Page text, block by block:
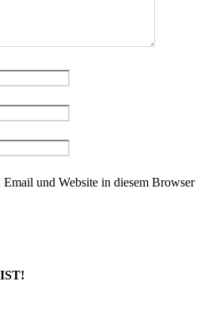
Email und Website in diesem Browser